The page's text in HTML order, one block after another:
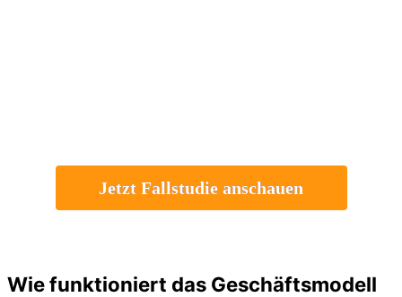
Jetzt Fallstudie anschauen
Wie funktioniert das Geschäftsmodell